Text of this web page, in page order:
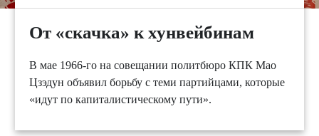
От «скачка» к хунвейбинам
В мае 1966-го на совещании политбюро КПК Мао
Цзэдун объявил борьбу с теми партийцами, которые
«идут по капиталистическому пути».